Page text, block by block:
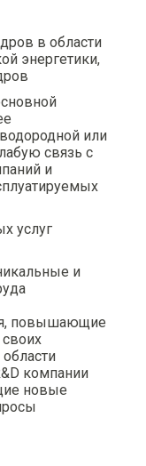
в области
энергетики,
или
связь с
и
услуг
и
повышающие
компании
новые